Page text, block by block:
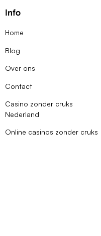
Info
Home
Blog
Over ons
Contact
Casino zonder cruks
Nederland
Online casinos zonder cruks